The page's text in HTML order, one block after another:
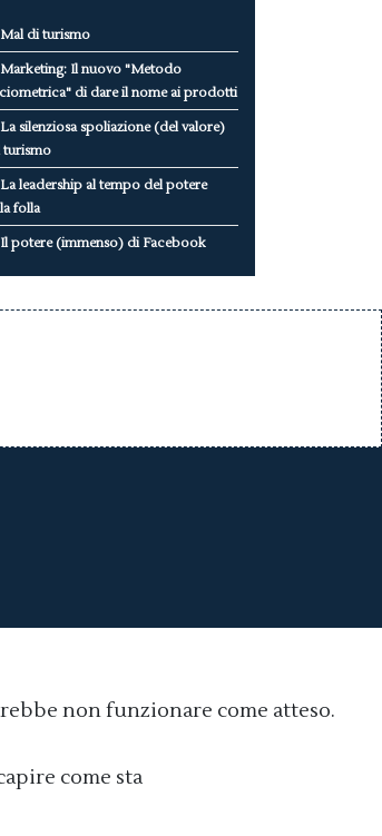
Mal di turismo
Marketing: Il nuovo "Metodo
di dare il nome ai prodotti
La silenziosa spoliazione (del valore)
turismo
La leadership al tempo del potere
folla
Il potere (immenso) di Facebook
non funzionare come atteso.
come sta